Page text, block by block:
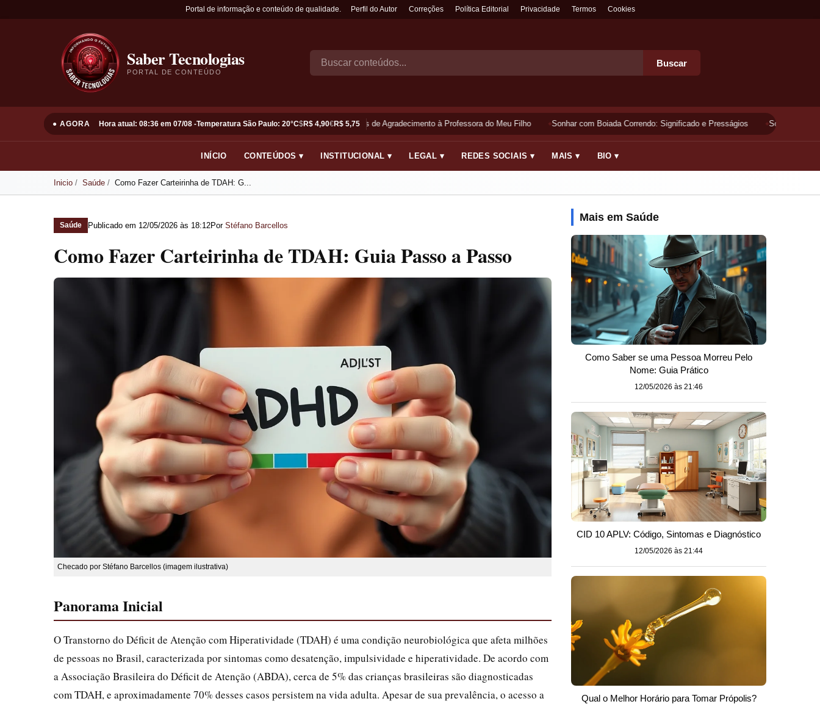
Portal de informação e conteúdo de qualidade. Perfil do Autor Correções Política Editorial Privacidade Termos Cookies
Saber Tecnologias
PORTAL DE CONTEÚDO
Buscar
● AGORA Hora atual: 08:36 em 07/08 -Temperatura São Paulo: 20°C$R$ 4,90€R$ 5,75
Frases de Agradecimento à Professora do Meu Filho Sonhar com Boiada Correndo: Significado e Presságios Sonhar
INÍCIO CONTEÚDOS ▾ INSTITUCIONAL ▾ LEGAL ▾ REDES SOCIAIS ▾ MAIS ▾ BIO ▾
Inicio Saúde Como Fazer Carteirinha de TDAH: G...
Saúde Publicado em 12/05/2026 às 18:12Por Stéfano Barcellos
Como Fazer Carteirinha de TDAH: Guia Passo a Passo
Checado por Stéfano Barcellos (imagem ilustrativa)
Panorama Inicial
O Transtorno do Déficit de Atenção com Hiperatividade (TDAH) é uma condição neurobiológica que afeta milhões
de pessoas no Brasil, caracterizada por sintomas como desatenção, impulsividade e hiperatividade. De acordo com
a Associação Brasileira do Déficit de Atenção (ABDA), cerca de 5% das crianças brasileiras são diagnosticadas
com TDAH, e aproximadamente 70% desses casos persistem na vida adulta. Apesar de sua prevalência, o acesso a
Mais em Saúde
Como Saber se uma Pessoa Morreu Pelo
Nome: Guia Prático
12/05/2026 às 21:46
CID 10 APLV: Código, Sintomas e Diagnóstico
12/05/2026 às 21:44
Qual o Melhor Horário para Tomar Própolis?